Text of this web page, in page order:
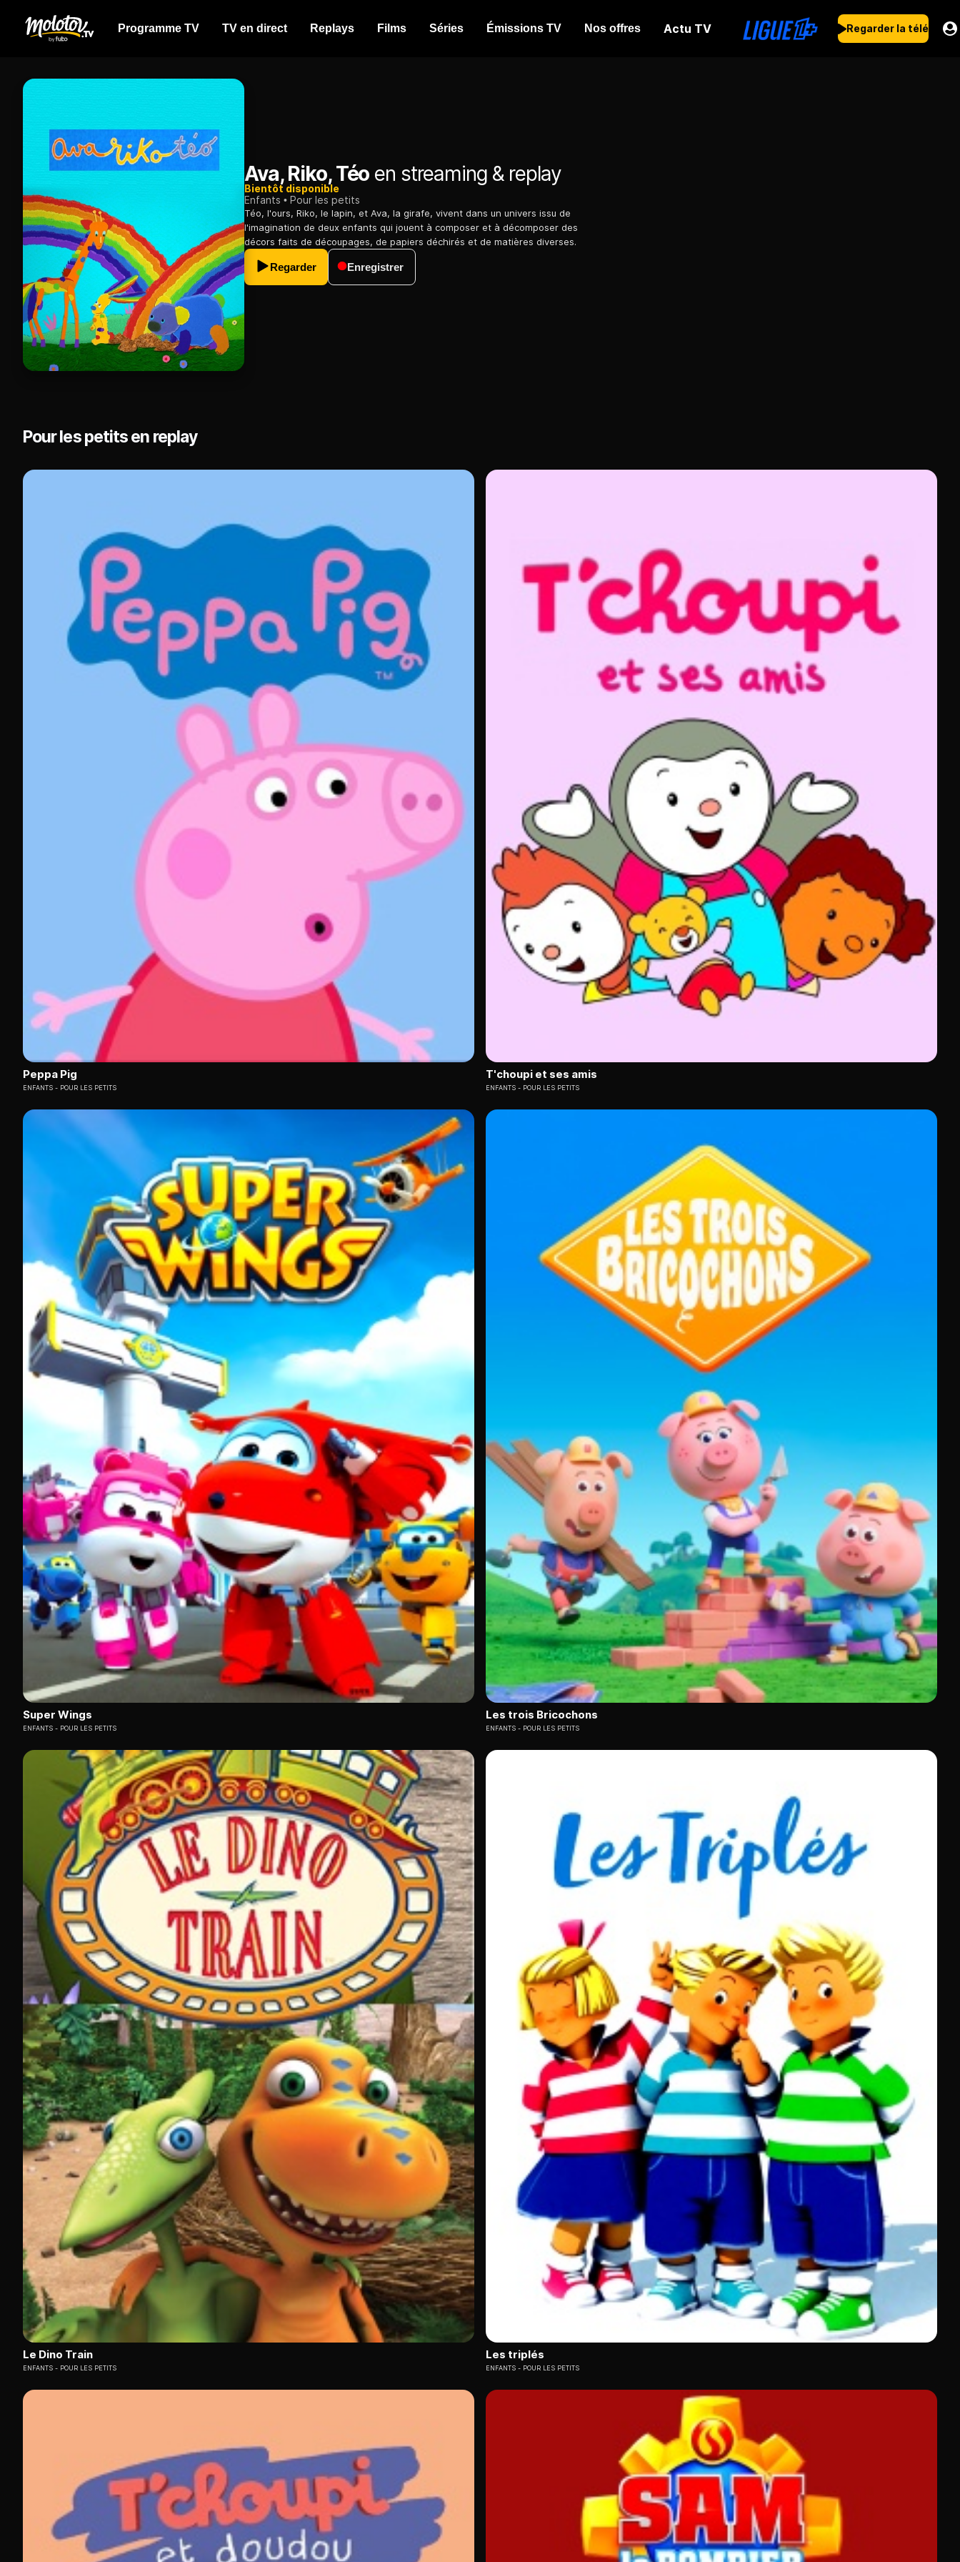
Programme TV TV en direct Replays Films Séries Émissions TV Nos offres Actu TV Regarder la télé
Ava, Riko, Téo en streaming & replay
Bientôt disponible
Enfants
Pour les petits
Téo, l'ours, Riko, le lapin, et Ava, la girafe, vivent dans un univers issu de
l'imagination de deux enfants qui jouent à composer et à décomposer des
décors faits de découpages, de papiers déchirés et de matières diverses.
Regarder Enregistrer
Pour les petits en replay
Peppa Pig
ENFANTS POUR LES PETITS
T'choupi et ses amis
ENFANTS POUR LES PETITS
Super Wings
ENFANTS POUR LES PETITS
Les trois Bricochons
ENFANTS POUR LES PETITS
Le Dino Train
ENFANTS POUR LES PETITS
Les triplés
ENFANTS POUR LES PETITS